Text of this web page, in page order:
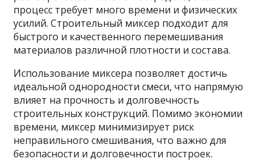
процесс требует много времени и физических
усилий. Строительный миксер подходит для
быстрого и качественного перемешивания
материалов различной плотности и состава.
Использование миксера позволяет достичь
идеальной однородности смеси, что напрямую
влияет на прочность и долговечность
строительных конструкций. Помимо экономии
времени, миксер минимизирует риск
неправильного смешивания, что важно для
безопасности и долговечности построек.